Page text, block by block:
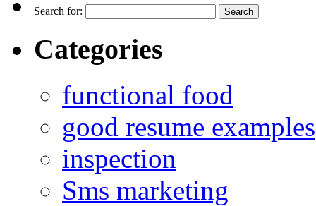
Search for:
Categories
functional food
good resume examples
inspection
Sms marketing